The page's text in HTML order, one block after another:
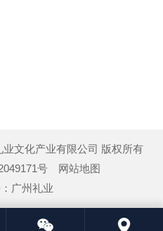
文化产业有限公司 版权所有
号
网站地图
广州礼业